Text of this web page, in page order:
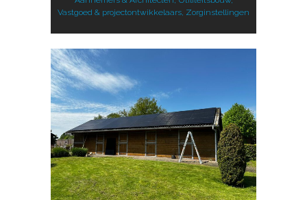
Vastgoed & projectontwikkelaars, Zorginstellingen